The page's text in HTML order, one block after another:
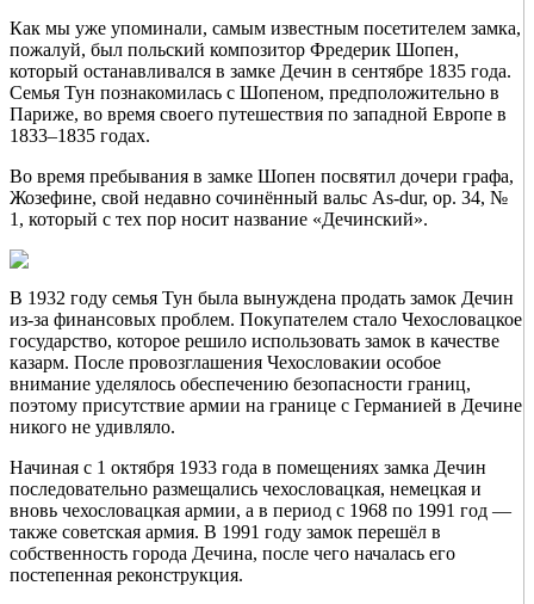
Как мы уже упоминали, самым известным посетителем замка,
пожалуй, был польский композитор Фредерик Шопен,
который останавливался в замке Дечин в сентябре 1835 года.
Семья Тун познакомилась с Шопеном, предположительно в
Париже, во время своего путешествия по западной Европе в
1833–1835 годах.
Во время пребывания в замке Шопен посвятил дочери графа,
Жозефине, свой недавно сочинённый вальс As-dur, op. 34, №
1, который с тех пор носит название «Дечинский».
В 1932 году семья Тун была вынуждена продать замок Дечин
из-за финансовых проблем. Покупателем стало Чехословацкое
государство, которое решило использовать замок в качестве
казарм. После провозглашения Чехословакии особое
внимание уделялось обеспечению безопасности границ,
поэтому присутствие армии на границе с Германией в Дечине
никого не удивляло.
Начиная с 1 октября 1933 года в помещениях замка Дечин
последовательно размещались чехословацкая, немецкая и
вновь чехословацкая армии, а в период с 1968 по 1991 год —
также советская армия. В 1991 году замок перешёл в
собственность города Дечина, после чего началась его
постепенная реконструкция.